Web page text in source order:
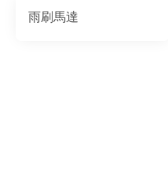
雨刷馬達